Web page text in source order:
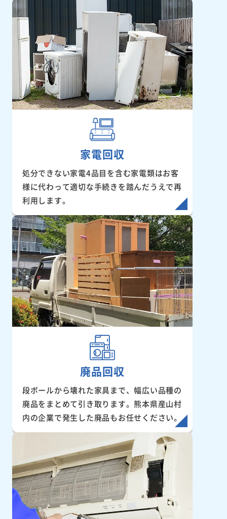
家電回収
処分できない家電4品目を含む家電類はお客
様に代わって適切な手続きを踏んだうえで再
利用します。
廃品回収
段ボールから壊れた家具まで、幅広い品種の
廃品をまとめて引き取ります。熊本県産山村
内の企業で発生した廃品もお任せください。